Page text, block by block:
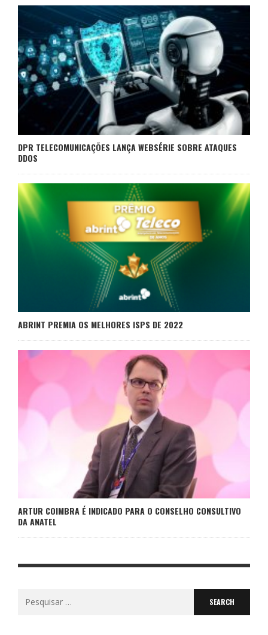
DPR TELECOMUNICAÇÕES LANÇA WEBSÉRIE SOBRE ATAQUES
DDOS
ABRINT PREMIA OS MELHORES ISPS DE 2022
ARTUR COIMBRA É INDICADO PARA O CONSELHO CONSULTIVO
DA ANATEL